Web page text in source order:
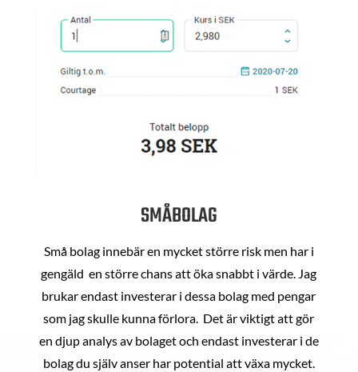
SMÅBOLAG
Små bolag innebär en mycket större risk men har i
gengäld en större chans att öka snabbt i värde. Jag
brukar endast investerar i dessa bolag med pengar
som jag skulle kunna förlora. Det är viktigt att gör
en djup analys av bolaget och endast investerar i de
bolag du själv anser har potential att växa mycket.